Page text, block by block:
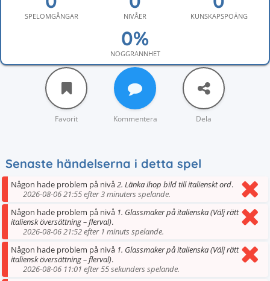
SPELOMGÅNGAR NIVÅER KUNSKAPSPOÄNG
NOGGRANNHET
Favorit Kommentera Dela
Senaste händelserna i detta spel
Någon hade problem på nivå2. Länka ihop bild till italienskt ord.
2026-08-06 21:55 efter 3 minuters spelande.
Någon hade problem på nivå 1. Glassmaker på italienska (Välj rätt
italiensk översättning – flerval).
2026-08-06 21:52 efter 1 minuts spelande.
Någon hade problem på nivå 1. Glassmaker på italienska (Välj rätt
italiensk översättning – flerval).
2026-08-06 11:01 efter 55 sekunders spelande.